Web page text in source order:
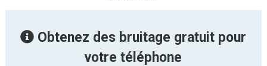
Obtenez des bruitage gratuit pour
votre téléphone